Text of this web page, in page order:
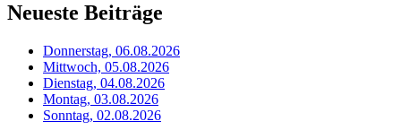
Neueste Beiträge
Donnerstag, 06.08.2026
Mittwoch, 05.08.2026
Dienstag, 04.08.2026
Montag, 03.08.2026
Sonntag, 02.08.2026